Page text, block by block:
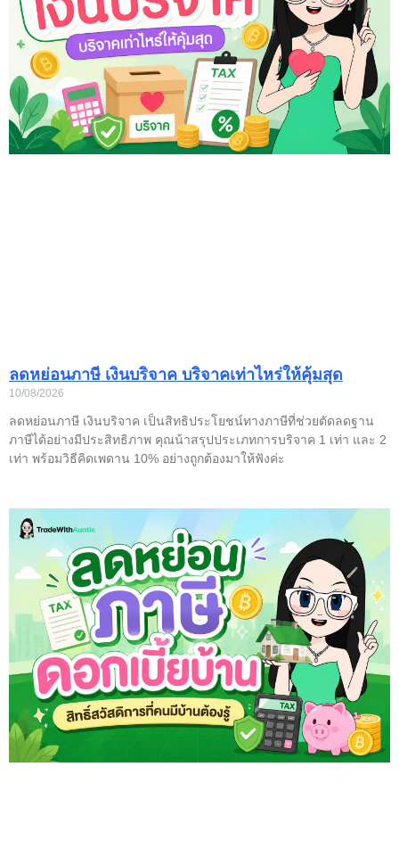
ลดหย่อนภาษี เงินบริจาค บริจาคเท่าไหร่ให้คุ้มสุด
10/08/2026
ลดหย่อนภาษี เงินบริจาค เป็นสิทธิประโยชน์ทางภาษีที่ช่วยตัดลดฐาน
ภาษีได้อย่างมีประสิทธิภาพ คุณน้าสรุปประเภทการบริจาค 1 เท่า และ 2
เท่า พร้อมวิธีคิดเพดาน 10% อย่างถูกต้องมาให้ฟังค่ะ